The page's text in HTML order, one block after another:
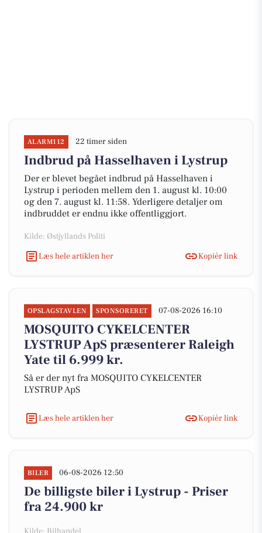
ALARM112 22 timer siden
Indbrud på Hasselhaven i Lystrup
Der er blevet begået indbrud på Hasselhaven i
Lystrup i perioden mellem den 1. august kl. 10:00
og den 7. august kl. 11:58. Yderligere detaljer om
indbruddet er endnu ikke offentliggjort.
Kilde: Østjyllands Politi
Læs hele artiklen her
Kopiér link
OPSLAGSTAVLEN SPONSORERET 07-08-2026 16:10
MOSQUITO CYKELCENTER
LYSTRUP ApS præsenterer Raleigh
Yate til 6.999 kr.
Så er der nyt fra MOSQUITO CYKELCENTER
LYSTRUP ApS
Læs hele artiklen her Kopiér link
BILER 06-08-2026 12:50
De billigste biler i Lystrup - Priser
fra 24.900 kr